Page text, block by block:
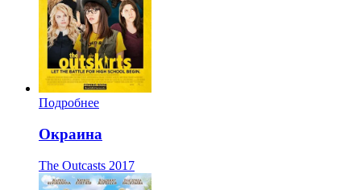
Подробнее
Окраина
The Outcasts 2017